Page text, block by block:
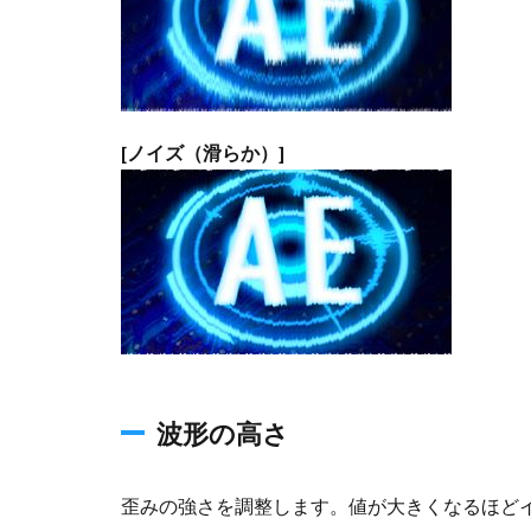
[ノイズ（滑らか）]
波形の高さ
歪みの強さを調整します。値が大きくなるほど